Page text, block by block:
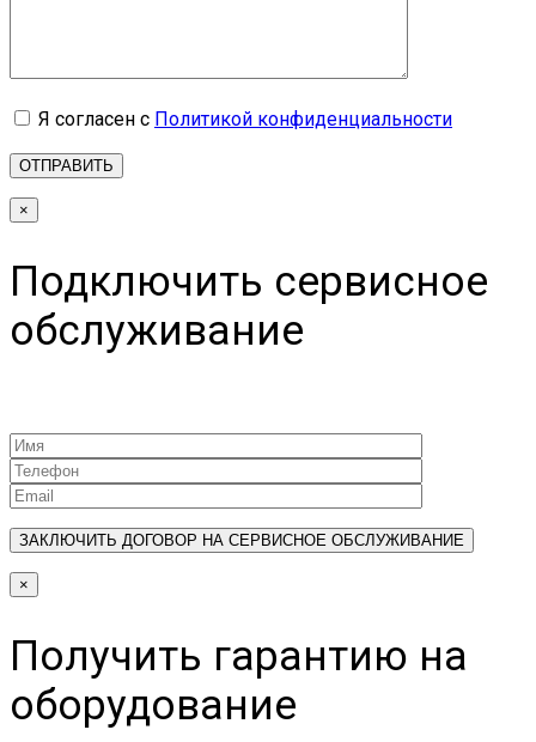
Я согласен с Политикой конфиденциальности
×
Подключить сервисное
обслуживание
×
Получить гарантию на
оборудование